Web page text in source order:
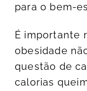
para o bem-
É importante
obesidade
questão de
calorias